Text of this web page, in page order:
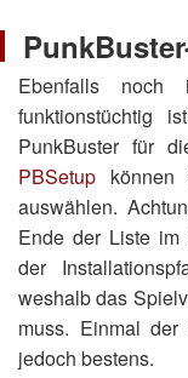
Ebenfalls noch
funktionstüchtig
PunkBuster für
PBSetup
auswählen.
Ende der Liste im
der
weshalb das
muss. Einmal
jedoch bestens.